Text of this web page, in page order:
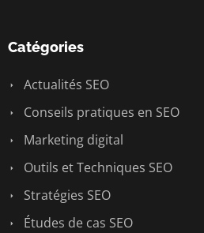
Catégories
Actualités SEO
Conseils pratiques en SEO
Marketing digital
Outils et Techniques SEO
Stratégies SEO
Études de cas SEO